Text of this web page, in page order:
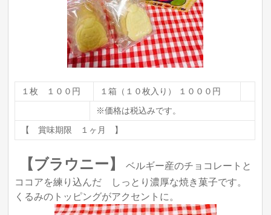
１枚 １００円
１箱（１０枚入り） １０００円
※価格は税込みです。
【 賞味期限 １ヶ月 】
【ブラウニー】
ベルギー産のチョコレートと
ココアを練り込んだ しっとり濃厚な焼き菓子です。
くるみのトッピングがアクセントに。